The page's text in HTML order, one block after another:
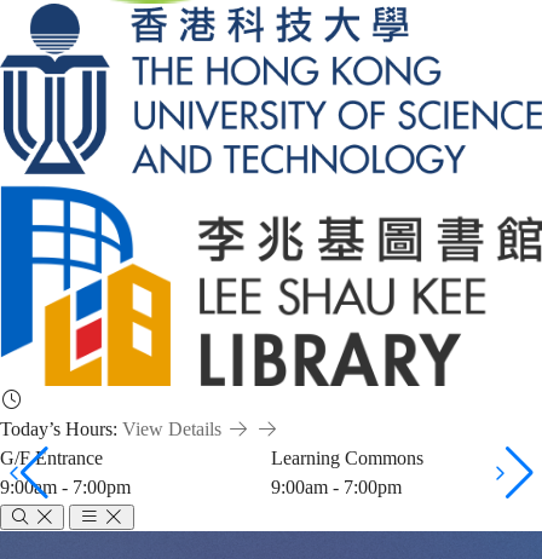
Today’s Hours: View Details
G/F Entrance
9:00am - 7:00pm
Learning Commons
9:00am - 7:00pm